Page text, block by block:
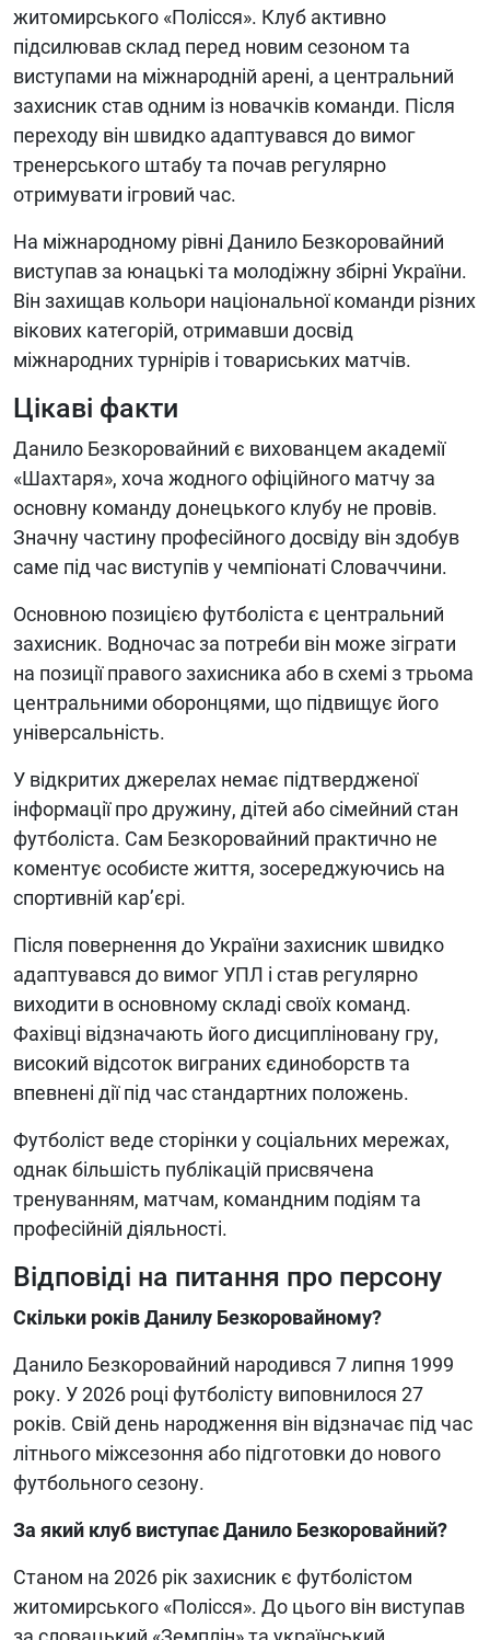
житомирського «Полісся». Клуб активно
підсилював склад перед новим сезоном та
виступами на міжнародній арені, а центральний
захисник став одним із новачків команди. Після
переходу він швидко адаптувався до вимог
тренерського штабу та почав регулярно
отримувати ігровий час.
На міжнародному рівні Данило Безкоровайний
виступав за юнацькі та молодіжну збірні України.
Він захищав кольори національної команди різних
вікових категорій, отримавши досвід
міжнародних турнірів і товариських матчів.
Цікаві факти
Данило Безкоровайний є вихованцем академії
«Шахтаря», хоча жодного офіційного матчу за
основну команду донецького клубу не провів.
Значну частину професійного досвіду він здобув
саме під час виступів у чемпіонаті Словаччини.
Основною позицією футболіста є центральний
захисник. Водночас за потреби він може зіграти
на позиції правого захисника або в схемі з трьома
центральними оборонцями, що підвищує його
універсальність.
У відкритих джерелах немає підтвердженої
інформації про дружину, дітей або сімейний стан
футболіста. Сам Безкоровайний практично не
коментує особисте життя, зосереджуючись на
спортивній кар’єрі.
Після повернення до України захисник швидко
адаптувався до вимог УПЛ і став регулярно
виходити в основному складі своїх команд.
Фахівці відзначають його дисципліновану гру,
високий відсоток виграних єдиноборств та
впевнені дії під час стандартних положень.
Футболіст веде сторінки у соціальних мережах,
однак більшість публікацій присвячена
тренуванням, матчам, командним подіям та
професійній діяльності.
Відповіді на питання про персону
Скільки років Данилу Безкоровайному?
Данило Безкоровайний народився 7 липня 1999
року. У 2026 році футболісту виповнилося 27
років. Свій день народження він відзначає під час
літнього міжсезоння або підготовки до нового
футбольного сезону.
За який клуб виступає Данило Безкоровайний?
Станом на 2026 рік захисник є футболістом
житомирського «Полісся». До цього він виступав